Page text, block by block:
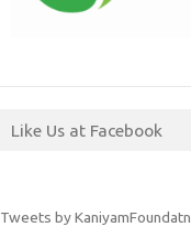
Like Us at Facebook
Tweets by KaniyamFoundatn